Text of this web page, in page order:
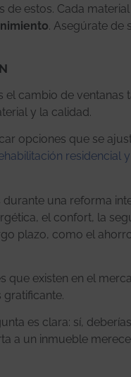
estos. Cada
. Asegúrate de
cambio de
y la calidad.
opciones que se
residencial
durante una reforma
el confort, la
plazo, como el
que existen en el
gratificante.
es clara: sí,
a un inmueble